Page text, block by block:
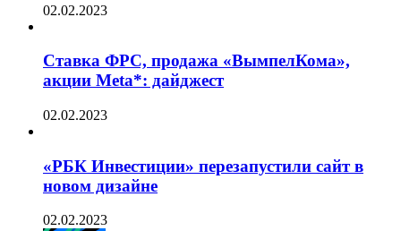
02.02.2023
Ставка ФРС, продажа «ВымпелКома»,
акции Meta*: дайджест
02.02.2023
«РБК Инвестиции» перезапустили сайт в
новом дизайне
02.02.2023